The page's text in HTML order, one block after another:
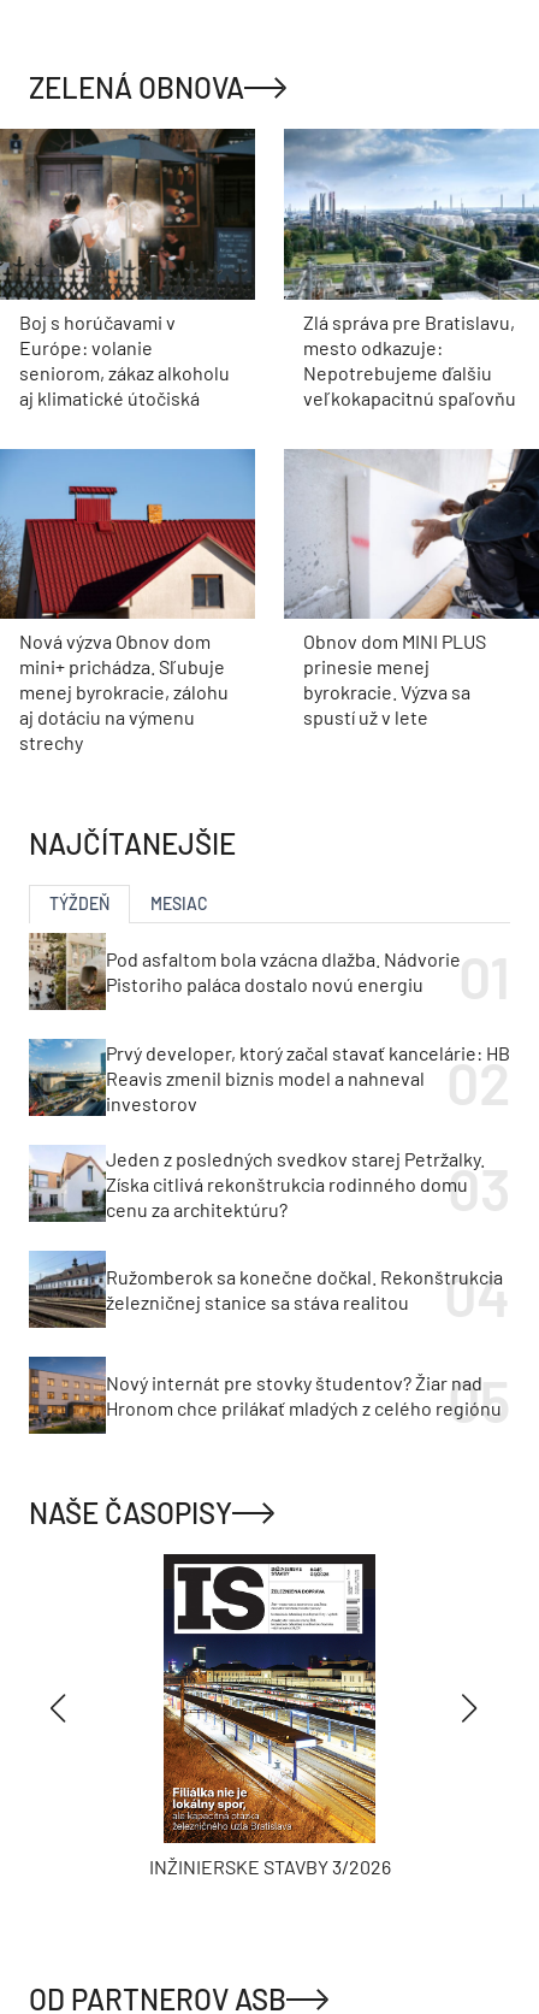
ZELENÁ OBNOVA
Boj s horúčavami v
Európe: volanie
seniorom, zákaz alkoholu
aj klimatické útočiská
Zlá správa pre Bratislavu,
mesto odkazuje:
Nepotrebujeme ďalšiu
veľkokapacitnú spaľovňu
Nová výzva Obnov dom
mini+ prichádza. Sľubuje
menej byrokracie, zálohu
aj dotáciu na výmenu
strechy
Obnov dom MINI PLUS
prinesie menej
byrokracie. Výzva sa
spustí už v lete
NAJČÍTANEJŠIE
TÝŽDEŇ MESIAC
Pod asfaltom bola vzácna dlažba. Nádvorie
Pistoriho paláca dostalo novú energiu
Prvý developer, ktorý začal stavať kancelárie: HB
Reavis zmenil biznis model a nahneval
investorov
Jeden z posledných svedkov starej Petržalky.
Získa citlivá rekonštrukcia rodinného domu
cenu za architektúru?
Ružomberok sa konečne dočkal. Rekonštrukcia
železničnej stanice sa stáva realitou
Nový internát pre stovky študentov? Žiar nad
Hronom chce prilákať mladých z celého regiónu
NAŠE ČASOPISY
INŽINIERSKE STAVBY 3/2026
OD PARTNEROV ASB